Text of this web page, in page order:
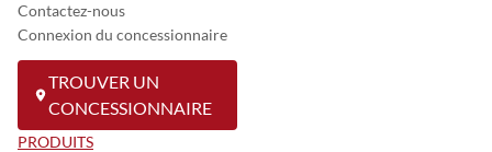
Contactez-nous
Connexion du concessionnaire
TROUVER UN
CONCESSIONNAIRE
PRODUITS